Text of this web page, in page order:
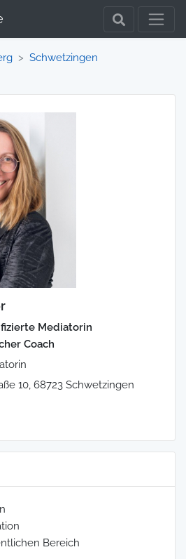
Schwetzingen
Mediatorin
Coach
10, 68723 Schwetzingen
Bereich